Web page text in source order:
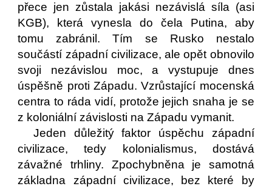
přece jen zůstala jakási nezávislá síla (asi
KGB), která vynesla do čela Putina, aby
tomu zabránil. Tím se Rusko nestalo
součástí západní civilizace, ale opět obnovilo
svoji nezávislou moc, a vystupuje dnes
úspěšně proti Západu. Vzrůstající mocenská
centra to ráda vidí, protože jejich snaha je se
z koloniální závislosti na Západu vymanit.
Jeden důležitý faktor úspěchu západní
civilizace, tedy kolonialismus, dostává
závažné trhliny. Zpochybněna je samotná
základna západní civilizace, bez které by